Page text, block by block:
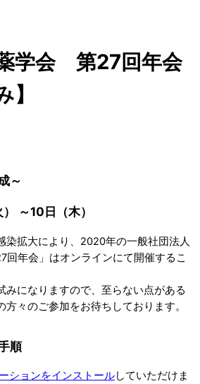
学会 第27回年会
】
～
～10日（木）
染拡大により、2020年の一般社団法人
回年会」はオンラインにて開催するこ
みになりますので、至らない点がある
々のご参加をお待ちしております。
順
ションをインストールしていただけま